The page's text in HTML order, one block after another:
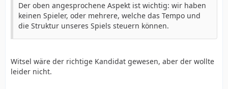
Der oben angesprochene Aspekt ist wichtig: wir haben
keinen Spieler, oder mehrere, welche das Tempo und
die Struktur unseres Spiels steuern können.
Witsel wäre der richtige Kandidat gewesen, aber der wollte
leider nicht.